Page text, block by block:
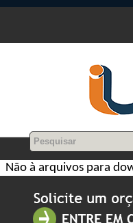
Não à arquivos para